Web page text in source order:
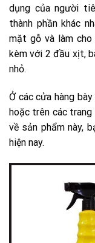
dụng của người
thành phần khác
mặt gỗ và làm
kèm với 2 đầu xịt,
nhỏ.
Ở các cửa hàng
hoặc trên các
về sản phẩm này,
hiện nay.